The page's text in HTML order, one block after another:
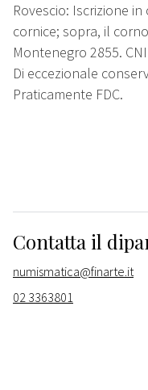
Rovescio: Iscrizione
cornice; sopra, il
Montenegro 2855.
Di eccezionale
Praticamente FDC.
Contatta il
numismatica@finarte.it
02 3363801